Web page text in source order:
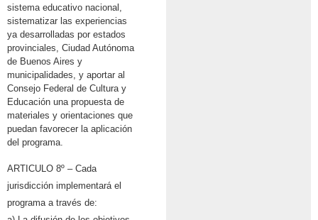
sistema educativo nacional,
sistematizar las experiencias
ya desarrolladas por estados
provinciales, Ciudad Autónoma
de Buenos Aires y
municipalidades, y aportar al
Consejo Federal de Cultura y
Educación una propuesta de
materiales y orientaciones que
puedan favorecer la aplicación
del programa.
ARTICULO 8º – Cada
jurisdicción implementará el
programa a través de: